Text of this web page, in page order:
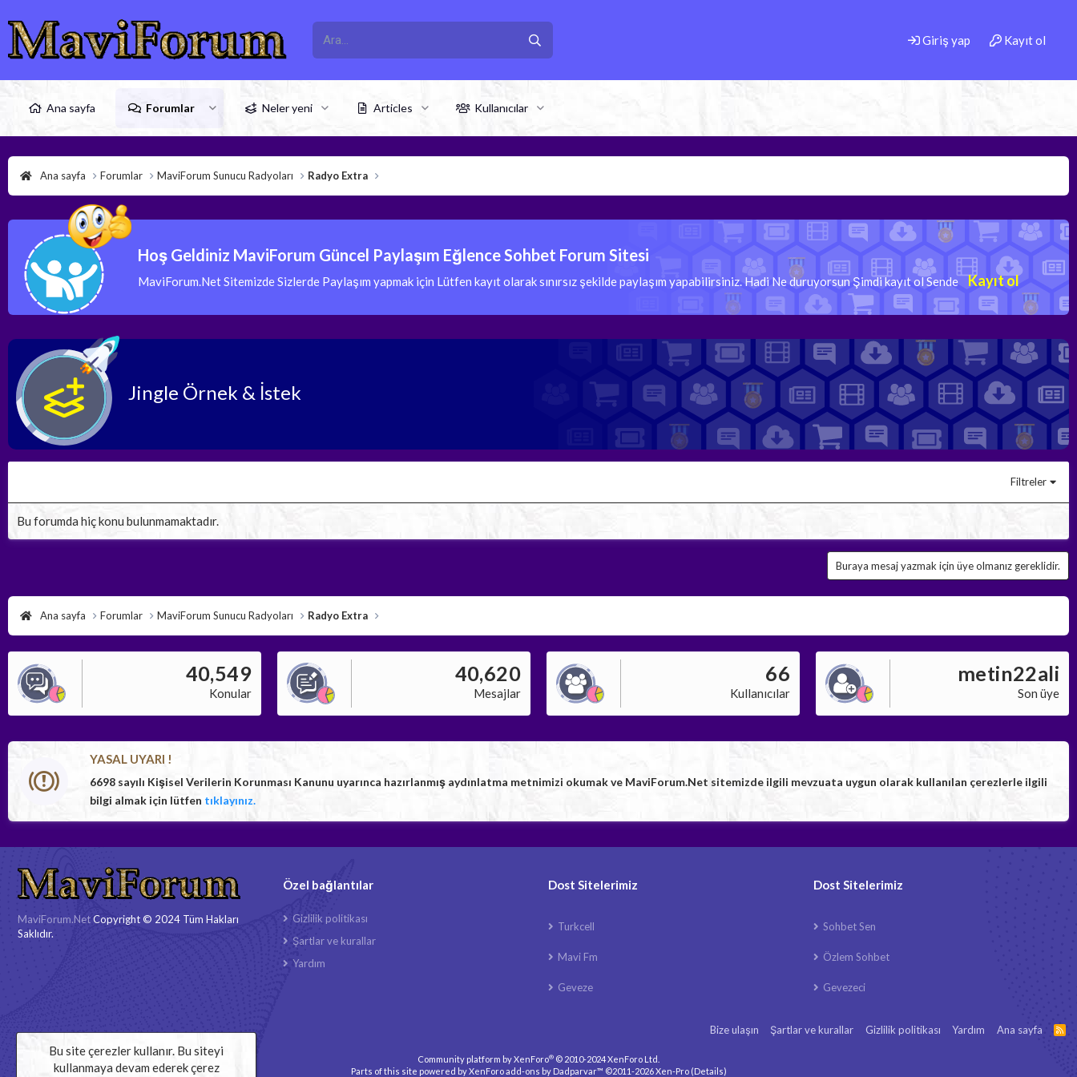
Giriş yap Kayıt ol
Ana sayfa Forumlar Neler yeni Articles Kullanıcılar
Ana sayfa Forumlar MaviForum Sunucu Radyoları Radyo Extra
Hoş Geldiniz MaviForum Güncel Paylaşım Eğlence Sohbet Forum Sitesi
MaviForum.Net Sitemizde Sizlerde Paylaşım yapmak için Lütfen kayıt olarak sınırsız şekilde paylaşım yapabilirsiniz. Hadi Ne duruyorsun Şimdi kayıt ol Sende Kayıt ol
Jingle Örnek & İstek
Filtreler
Bu forumda hiç konu bulunmamaktadır.
Buraya mesaj yazmak için üye olmanız gereklidir.
Ana sayfa Forumlar MaviForum Sunucu Radyoları Radyo Extra
40,549
Konular
40,620
Mesajlar
66
Kullanıcılar
metin22ali
Son üye
YASAL UYARI !
6698 sayılı Kişisel Verilerin Korunması Kanunu uyarınca hazırlanmış aydınlatma metnimizi okumak ve MaviForum.Net sitemizde ilgili mevzuata uygun olarak kullanılan çerezlerle ilgili
bilgi almak için lütfen tıklayınız.
MaviForum.NetCopyright © 2024 Tüm Hakları
Saklıdır.
Özel bağlantılar
Gizlilik politikası
Şartlar ve kurallar
Yardım
Dost Sitelerimiz
Turkcell
Mavi Fm
Geveze
Dost Sitelerimiz
Sohbet Sen
Özlem Sohbet
Gevezeci
Bize ulaşın Şartlar ve kurallar Gizlilik politikası Yardım Ana sayfa
R
Community platform by XenForo® © 2010-2024 XenForo Ltd.
Parts of this site powered byXenForo add-ons by Dadparvar™ ©2011-2026Xen-Pro(Details)
Bu site çerezler kullanır. Bu siteyi
kullanmaya devam ederek çerez